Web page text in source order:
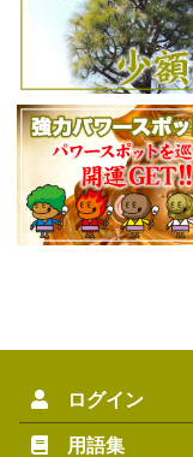
ログイン
用語集